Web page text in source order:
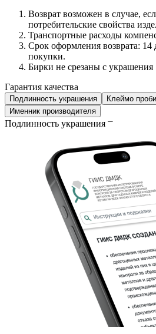
Возврат возможен в случае,
потребительские свойства
Транспортные расходы
Срок оформления возврата: 14
покупки.
Бирки не срезаны с украшения
Гарантия качества
Подлинность украшения
Клеймо
Именник производителя
Подлинность украшения